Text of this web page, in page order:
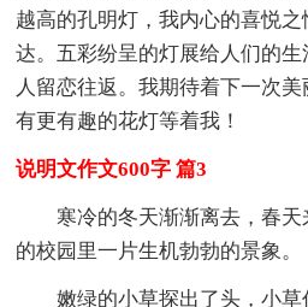
越高的孔明灯，我内心的喜悦
达。五彩纷呈的灯展给人们的
人留恋往返。我期待着下一次
有更有趣的花灯等着我！
说明文作文600字 篇3
寒冷的冬天渐渐离去，春天
的校园里一片生机勃勃的景象。
嫩绿的小草探出了头，小草